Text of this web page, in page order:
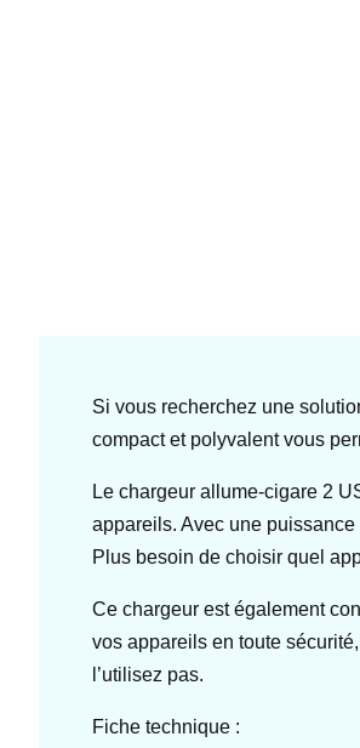
Si vous recherchez une
compact et polyvalent vous
Le chargeur allume-cigare 2
appareils. Avec une
Plus besoin de choisir quel
Ce chargeur est également
vos appareils en toute
l’utilisez pas.
Fiche technique :